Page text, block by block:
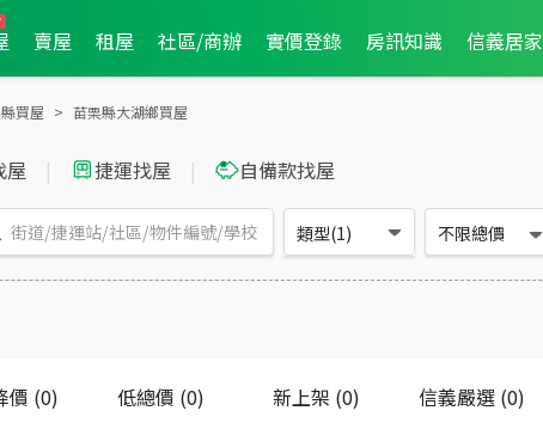
賣屋 租屋 社區/商辦 實價登錄 房訊知識 信義居家
買屋 苗栗縣大湖鄉買屋
屋 | 捷運找屋 | 自備款找屋
類型(1) 不限總價
價 (0) 低總價 (0) 新上架 (0) 信義嚴選(0)